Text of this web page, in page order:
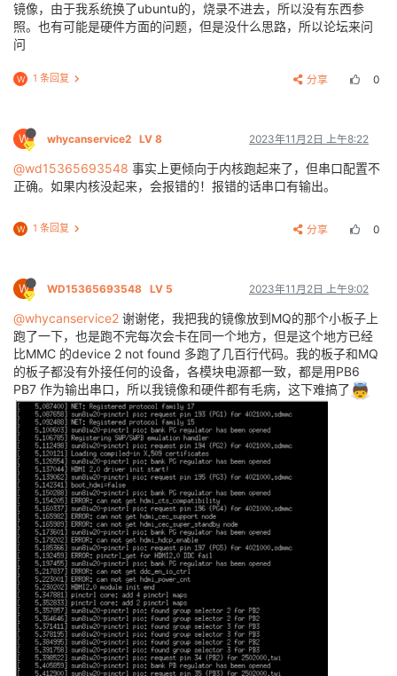
镜像，由于我系统换了ubuntu的，烧录不进去，所以没有东西参
照。也有可能是硬件方面的问题，但是没什么思路，所以论坛来问
问
W 1 条回复 分享 0
W whycanservice2 LV 8 2023年11月2日 上午8:22
@wd15365693548 事实上更倾向于内核跑起来了，但串口配置不
正确。如果内核没起来，会报错的！报错的话串口有输出。
W 1 条回复 分享 0
W WD15365693548 LV 5 2023年11月2日 上午9:02
@whycanservice2 谢谢佬，我把我的镜像放到MQ的那个小板子上
跑了一下，也是跑不完每次会卡在同一个地方，但是这个地方已经
比MMC 的device 2 not found 多跑了几百行代码。我的板子和MQ
的板子都没有外接任何的设备，各模块电源都一致，都是用PB6
PB7 作为输出串口，所以我镜像和硬件都有毛病，这下难搞了